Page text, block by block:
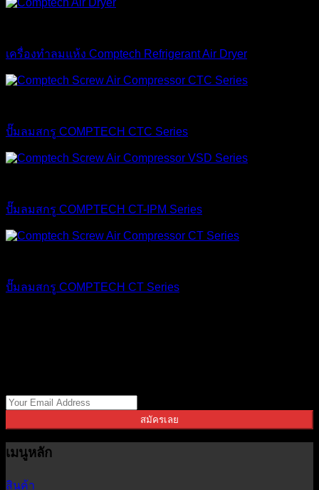
เครื่องทำลมแห้ง Comptech Refrigerant Air Dryer
ปั๊มลมสกรู COMPTECH CTC Series
ปั๊มลมสกรู COMPTECH CT-IPM Series
ปั๊มลมสกรู COMPTECH CT Series
สมัครเลย
เมนูหลัก
สินค้า